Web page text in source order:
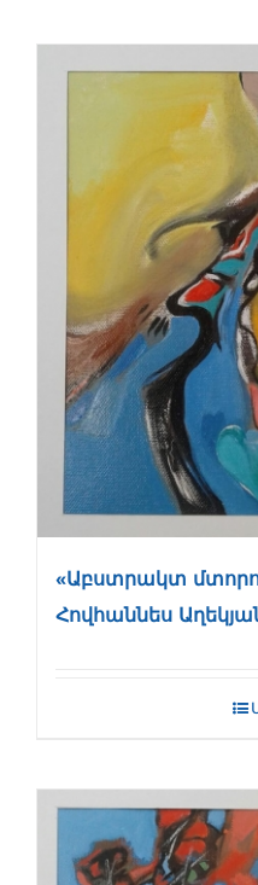
«Աբստրակտ
Հովհաննես